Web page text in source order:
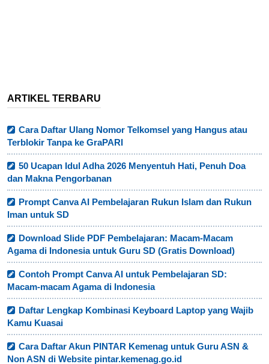
ARTIKEL TERBARU
Cara Daftar Ulang Nomor Telkomsel yang Hangus atau
Terblokir Tanpa ke GraPARI
50 Ucapan Idul Adha 2026 Menyentuh Hati, Penuh Doa
dan Makna Pengorbanan
Prompt Canva AI Pembelajaran Rukun Islam dan Rukun
Iman untuk SD
Download Slide PDF Pembelajaran: Macam-Macam
Agama di Indonesia untuk Guru SD (Gratis Download)
Contoh Prompt Canva AI untuk Pembelajaran SD:
Macam-macam Agama di Indonesia
Daftar Lengkap Kombinasi Keyboard Laptop yang Wajib
Kamu Kuasai
Cara Daftar Akun PINTAR Kemenag untuk Guru ASN &
Non ASN di Website pintar.kemenag.go.id